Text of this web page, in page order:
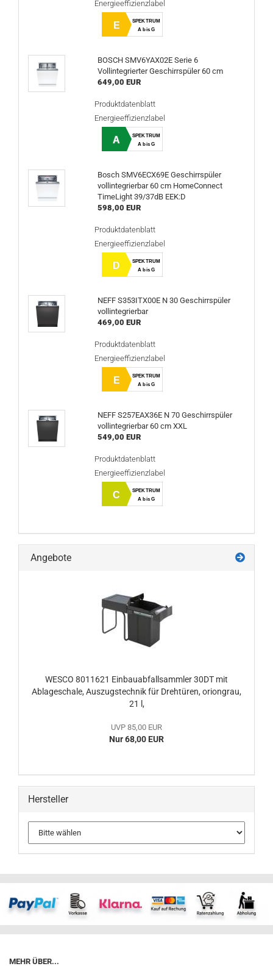
Energieeffizienzlabel
E
SPEKTRUM
A bis G
BOSCH SMV6YAX02E Serie 6
Vollintegrierter Geschirrspüler 60 cm
649,00 EUR
Produktdatenblatt
Energieeffizienzlabel
A
SPEKTRUM
A bis G
Bosch SMV6ECX69E Geschirrspüler
vollintegrierbar 60 cm HomeConnect
TimeLight 39/37dB EEK:D
598,00 EUR
Produktdatenblatt
Energieeffizienzlabel
D
SPEKTRUM
A bis G
NEFF S353ITX00E N 30 Geschirrspüler
vollintegrierbar
469,00 EUR
Produktdatenblatt
Energieeffizienzlabel
E
SPEKTRUM
A bis G
NEFF S257EAX36E N 70 Geschirrspüler
vollintegrierbar 60 cm XXL
549,00 EUR
Produktdatenblatt
Energieeffizienzlabel
C
SPEKTRUM
A bis G
Angebote
WESCO 8011621 Einbauabfallsammler 30DT mit
Ablageschale, Auszugstechnik für Drehtüren, oriongrau,
21 l,
UVP 85,00 EUR
Nur 68,00 EUR
Hersteller
MEHR ÜBER...